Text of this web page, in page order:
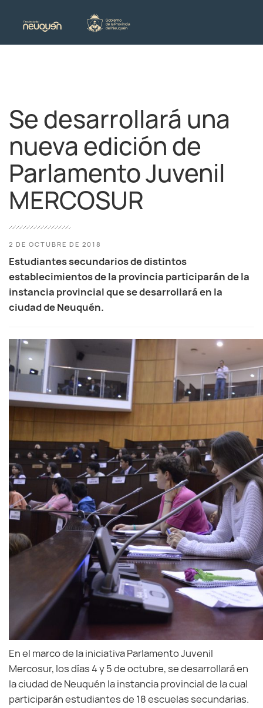
Se desarrollará una
nueva edición de
Parlamento Juvenil
MERCOSUR
2 DE OCTUBRE DE 2018
Estudiantes secundarios de distintos
establecimientos de la provincia participarán de la
instancia provincial que se desarrollará en la
ciudad de Neuquén.
En el marco de la iniciativa Parlamento Juvenil
Mercosur, los días 4 y 5 de octubre, se desarrollará en
la ciudad de Neuquén la instancia provincial de la cual
participarán estudiantes de 18 escuelas secundarias.